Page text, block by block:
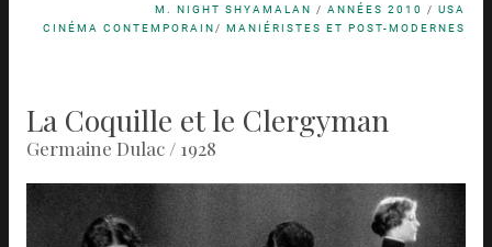
M. NIGHT SHYAMALAN /ANNÉES 2010 /USA
CINÉMA CONTEMPORAIN/MANIÉRISTES ET POST-MODERNES
La Coquille et le Clergyman
Germaine Dulac / 1928